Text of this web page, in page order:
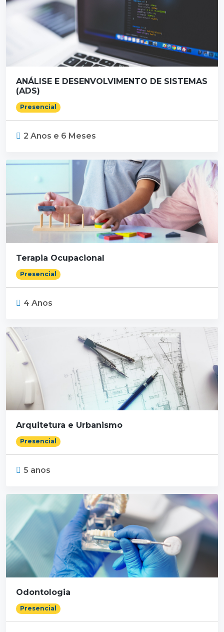
ANÁLISE E DESENVOLVIMENTO DE SISTEMAS
(ADS)
Presencial
2 Anos e 6 Meses
Terapia Ocupacional
Presencial
4 Anos
Arquitetura e Urbanismo
Presencial
5 anos
Odontologia
Presencial